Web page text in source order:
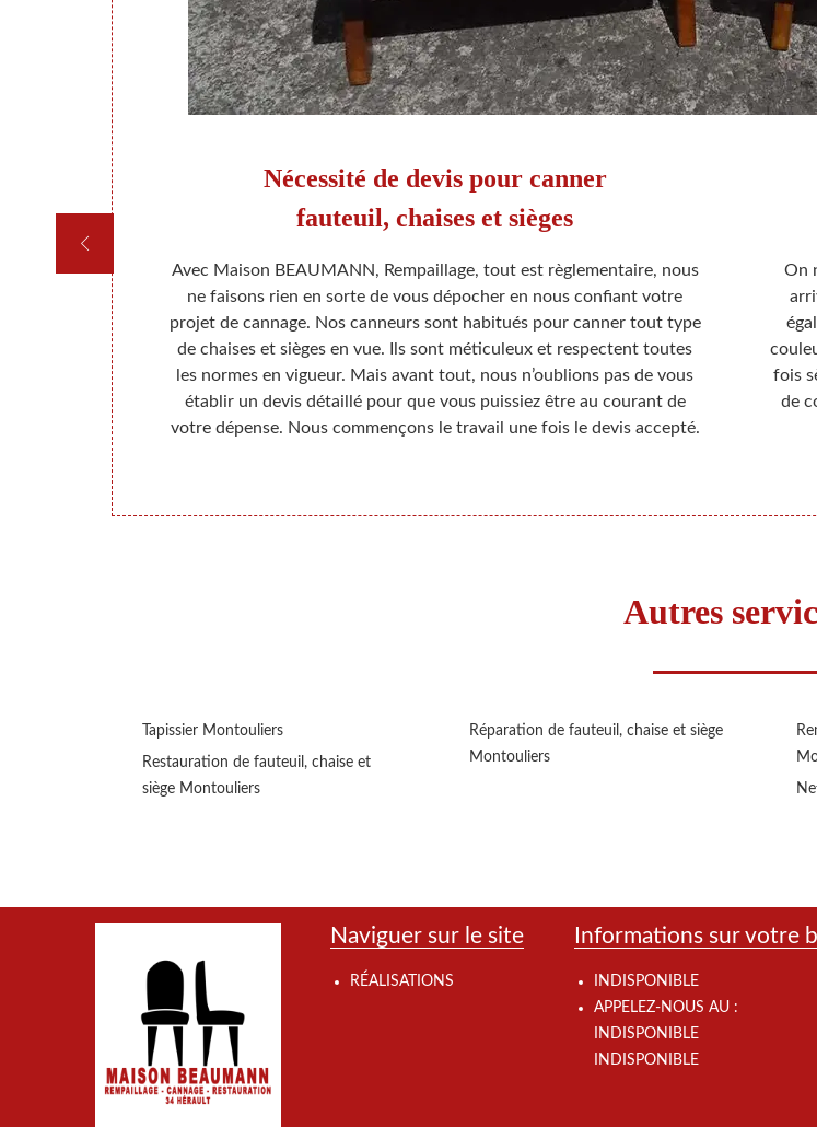
de
Nécessité de devis pour canner
fauteuil, chaises et sièges
Avec Maison BEAUMANN, Rempaillage, tout est règlementaire, nous
ne faisons rien en sorte de vous dépocher en nous confiant votre
projet de cannage. Nos canneurs sont habitués pour canner tout type
de chaises et sièges en vue. Ils sont méticuleux et respectent toutes
les normes en vigueur. Mais avant tout, nous n’oublions pas de vous
établir un devis détaillé pour que vous puissiez être au courant de
votre dépense. Nous commençons le travail une fois le devis accepté.
On
fois
de
Autres
Tapissier Montouliers
Restauration de fauteuil, chaise et
siège Montouliers
Réparation de fauteuil, chaise et siège
Montouliers
Naviguer sur le site
RÉALISATIONS
Informations sur votre
INDISPONIBLE
APPELEZ-NOUS AU :
INDISPONIBLE
INDISPONIBLE